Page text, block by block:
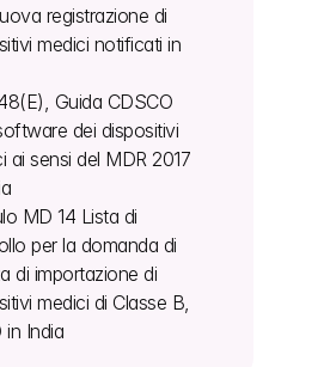
registrazione di
medici notificati in
Guida CDSCO
dei dispositivi
ai sensi del MDR 2017
MD 14 Lista di
per la domanda di
di importazione di
medici di Classe B,
in India